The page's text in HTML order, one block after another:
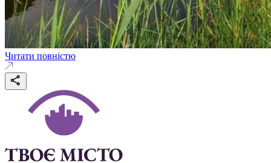
Читати повністю